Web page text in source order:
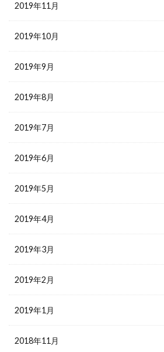
2019年11月
2019年10月
2019年9月
2019年8月
2019年7月
2019年6月
2019年5月
2019年4月
2019年3月
2019年2月
2019年1月
2018年11月